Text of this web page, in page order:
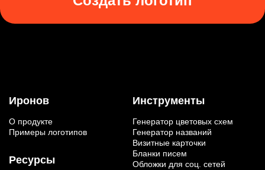
Иронов
О продукте
Примеры логотипов
Ресурсы
Инструменты
Генератор цветовых схем
Генератор названий
Визитные карточки
Бланки писем
Обложки для соц. сетей